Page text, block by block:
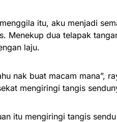
itu, aku menjadi
Menekup dua telapak
laju.
nak buat macam mana”,
mengiringi tangis
itu mengiringi tangis